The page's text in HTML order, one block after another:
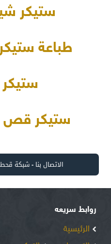
ستيكر
طباعة
ستيكر قص
الاتصال بنا -شبكة
روابط سريعه
الرئيسية